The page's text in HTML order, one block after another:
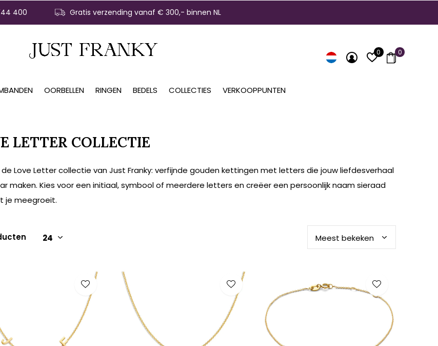
OORBELLEN RINGEN BEDELS COLLECTIES VERKOOPPUNTEN
0 0
400 Gratis verzending vanaf € 300,- binnen NL
LETTER COLLECTIE
Love Letter collectie van Just Franky: verfijnde gouden kettingen met letters die jouw liefdesverhaal
maken. Kies voor een initiaal, symbool of meerdere letters en creëer een persoonlijk naam sieraad
je meegroeit.